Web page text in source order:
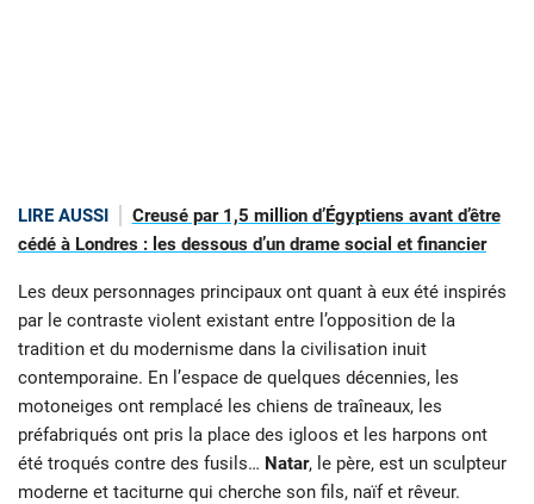
LIRE AUSSI
Creusé par 1,5 million d’Égyptiens avant d’être
cédé à Londres : les dessous d’un drame social et financier
Les deux personnages principaux ont quant à eux été inspirés
par le contraste violent existant entre l’opposition de la
tradition et du modernisme dans la civilisation inuit
contemporaine. En l’espace de quelques décennies, les
motoneiges ont remplacé les chiens de traîneaux, les
préfabriqués ont pris la place des igloos et les harpons ont
été troqués contre des fusils… Natar, le père, est un sculpteur
moderne et taciturne qui cherche son fils, naïf et rêveur.